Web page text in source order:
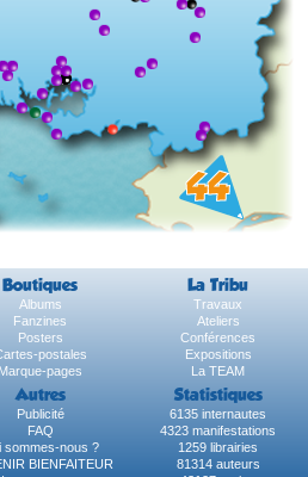
Boutiques La Tribu
Albums
Travaux
Fanzines
Ateliers
Posters
Conférences
postales
Expositions
Marque-pages La TEAM
Autres Statistiques
Publicité
6135 internautes
FAQ
4323 manifestations
sommes-nous ?
1259 librairies
BIENFAITEUR
81314 auteurs